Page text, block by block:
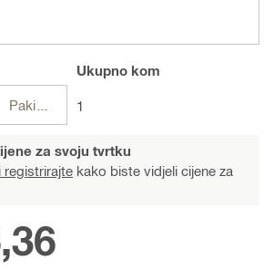
Ukupnokom
1
za svoju tvrtku
registrirajte kako biste vidjeli cijene za